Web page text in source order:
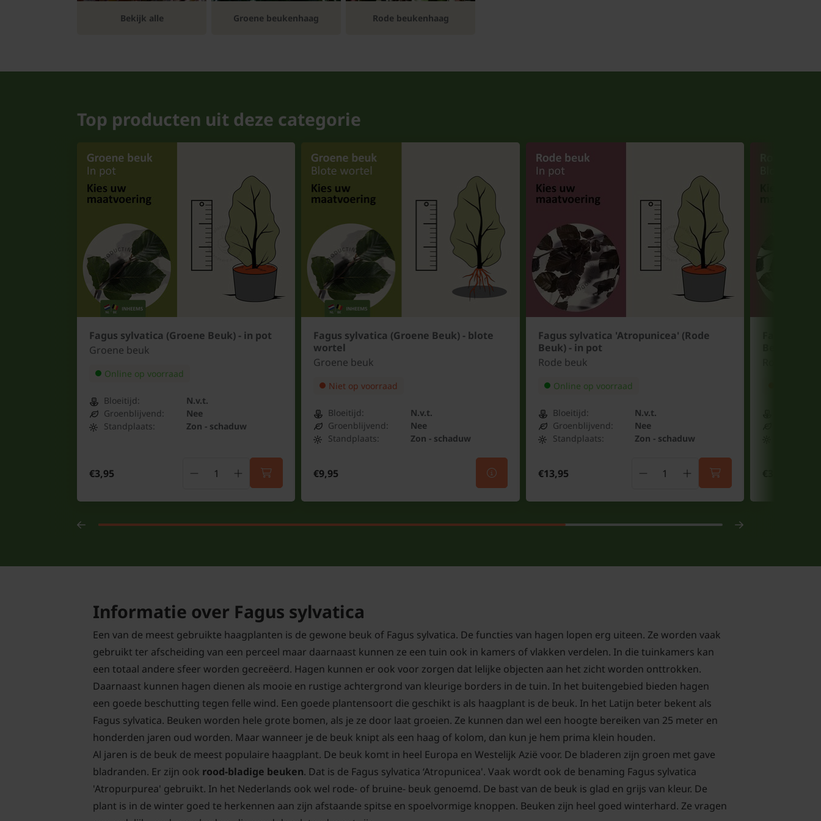
Bloembollen
Bloempotten
Bekijk alle Groene beukenhaag Rode beukenhaag
Top producten uit deze categorie
Fagus sylvatica (Groene Beuk) - in pot
Groene beuk
Online op voorraad
Bloeitijd:
N.v.t.
Groenblijvend:
Nee
Standplaats:
Zon - schaduw
€3,95
Fagus sylvatica (Groene Beuk) - blote
wortel
Groene beuk
Niet op voorraad
Bloeitijd:
N.v.t.
Groenblijvend:
Nee
Standplaats:
Zon - schaduw
€9,95
Fagus sylvatica 'Atropunicea' (Rode
Beuk) - in pot
Rode beuk
Online op voorraad
Bloeitijd:
N.v.t.
Groenblijvend:
Nee
Standplaats:
Zon - schaduw
€13,95
Informatie over Fagus sylvatica
Een van de meest gebruikte haagplanten is de gewone beuk of Fagus sylvatica. De functies van hagen lopen erg uiteen. Ze worden vaak
gebruikt ter afscheiding van een perceel maar daarnaast kunnen ze een tuin ook in kamers of vlakken verdelen. In die tuinkamers kan
een totaal andere sfeer worden gecreëerd. Hagen kunnen er ook voor zorgen dat lelijke objecten aan het zicht worden onttrokken.
Daarnaast kunnen hagen dienen als mooie en rustige achtergrond van kleurige borders in de tuin. In het buitengebied bieden hagen
een goede beschutting tegen felle wind. Een goede plantensoort die geschikt is als haagplant is de beuk. In het Latijn beter bekent als
Fagus sylvatica. Beuken worden hele grote bomen, als je ze door laat groeien. Ze kunnen dan wel een hoogte bereiken van 25 meter en
honderden jaren oud worden. Maar wanneer je de beuk knipt als een haag of kolom, dan kun je hem prima klein houden.
Al jaren is de beuk de meest populaire haagplant. De beuk komt in heel Europa en Westelijk Azië voor. De bladeren zijn groen met gave
bladranden. Er zijn ook rood-bladige beuken. Dat is de Fagus sylvatica ‘Atropunicea'. Vaak wordt ook de benaming Fagus sylvatica
'Atropurpurea' gebruikt. In het Nederlands ook wel rode- of bruine- beuk genoemd. De bast van de beuk is glad en grijs van kleur. De
plant is in de winter goed te herkennen aan zijn afstaande spitse en spoelvormige knoppen. Beuken zijn heel goed winterhard. Ze vragen